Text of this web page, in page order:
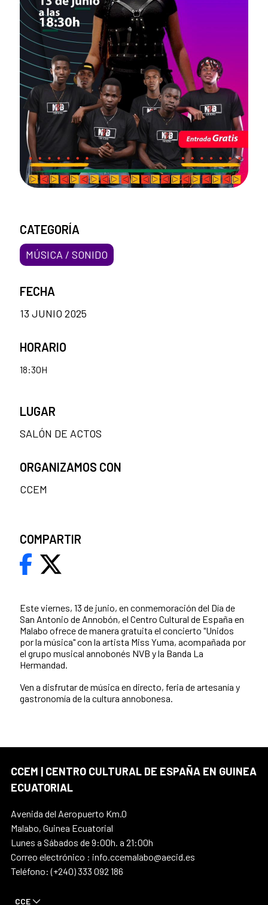
Este viernes, 13 de junio, en conmemoración del Día de
San Antonio de Annobón, el Centro Cultural de España en
Malabo ofrece de manera gratuita el concierto "Unidos
por la música" con la artista Miss Yuma, acompañada por
el grupo musical annobonés NVB y la Banda La
Hermandad.
Ven a disfrutar de música en directo, feria de artesanía y
gastronomía de la cultura annobonesa.
CATEGORÍA
MÚSICA / SONIDO
FECHA
13 JUNIO 2025
HORARIO
18:30H
LUGAR
SALÓN DE ACTOS
ORGANIZAMOS CON
CCEM
COMPARTIR
CCEM | CENTRO CULTURAL DE ESPAÑA EN GUINEA
ECUATORIAL
Avenida del Aeropuerto Km.0
Malabo, Guinea Ecuatorial
Lunes a Sábados de 9:00h. a 21:00h
Correo electrónico : info.ccemalabo@aecid.es
Teléfono: (+240) 333 092 186
CCE